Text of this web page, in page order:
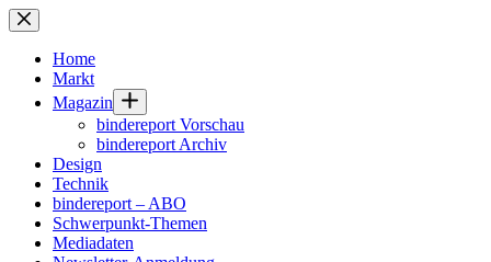
Zum
Inhalt
springenHome
Markt
Magazin
bindereport Vorschau
bindereport Archiv
Design
Technik
bindereport – ABO
Schwerpunkt-Themen
Mediadaten